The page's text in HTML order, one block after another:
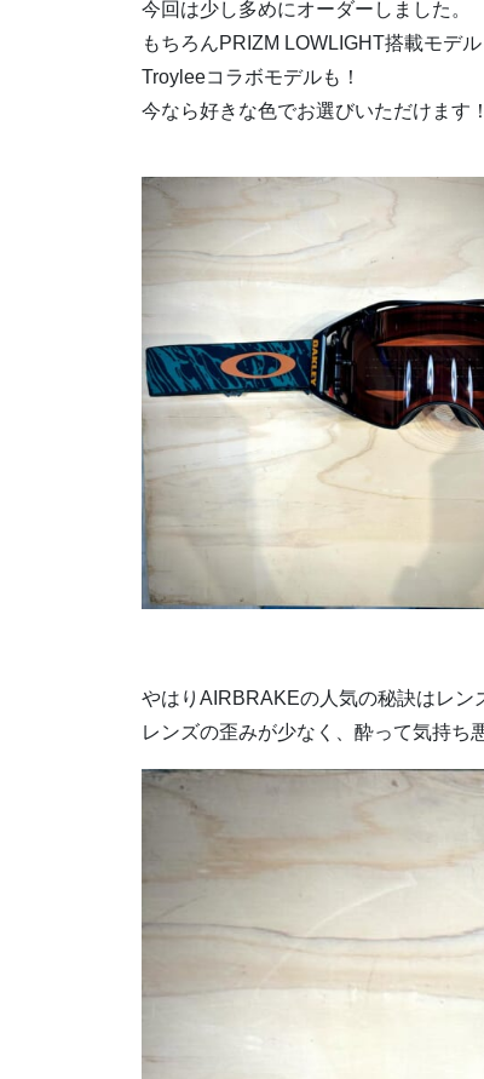
今回は少し多めにオーダーしました。
もちろんPRIZM LOWLIGHT搭載モデル
Troyleeコラボモデルも！
今なら好きな色でお選びいただけます！
やはりAIRBRAKEの人気の秘訣はレン
レンズの歪みが少なく、酔って気持ち